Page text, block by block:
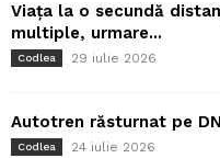
Viața la o secundă
multiple, urmare...
Codlea 29 iulie 2026
Autotren răsturnat pe
Codlea 24 iulie 2026